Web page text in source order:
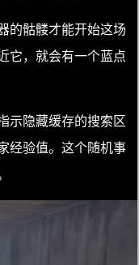
的骷髅才能开始这场
它，就会有一个蓝点
示隐藏缓存的搜索区
经验值。这个随机事